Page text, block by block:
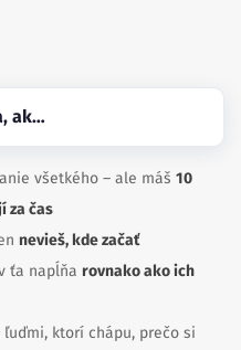
ak…
všetkého – ale máš 10
za čas
nevieš, kde začať
ťa napĺňa rovnako ako ich
ktorí chápu, prečo si